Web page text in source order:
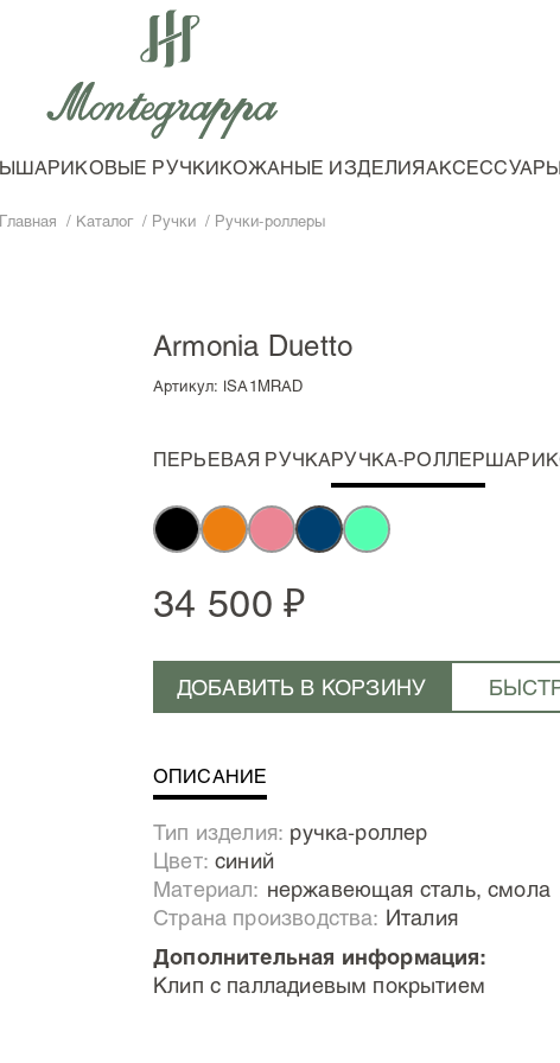
ШАРИКОВЫЕ РУЧКИКОЖАНЫЕ ИЗДЕЛИЯ
Главная Каталог Ручки Ручки-роллеры
Armonia Duetto
Артикул: ISA1MRAD
ПЕРЬЕВАЯ РУЧКАРУЧКА-РОЛЛЕР
34 500 ₽
ДОБАВИТЬ В КОРЗИНУ
ОПИСАНИЕ
Тип изделия: ручка-роллер
Цвет: синий
Материал:
Нержавеющая сталь, смола
Страна производства: Италия
Дополнительная информация:
Клип с палладиевым покрытием